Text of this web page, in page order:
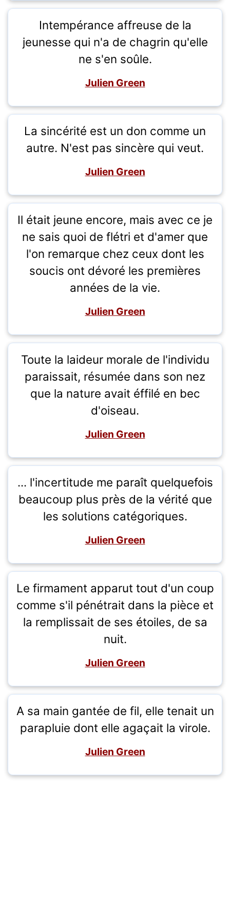
Intempérance affreuse de la
jeunesse qui n'a de chagrin qu'elle
ne s'en soûle.
Julien Green
La sincérité est un don comme un
autre. N'est pas sincère qui veut.
Julien Green
Il était jeune encore, mais avec ce je
ne sais quoi de flétri et d'amer que
l'on remarque chez ceux dont les
soucis ont dévoré les premières
années de la vie.
Julien Green
Toute la laideur morale de l'individu
paraissait, résumée dans son nez
que la nature avait éffilé en bec
d'oiseau.
Julien Green
... l'incertitude me paraît quelquefois
beaucoup plus près de la vérité que
les solutions catégoriques.
Julien Green
Le firmament apparut tout d'un coup
comme s'il pénétrait dans la pièce et
la remplissait de ses étoiles, de sa
nuit.
Julien Green
A sa main gantée de fil, elle tenait un
parapluie dont elle agaçait la virole.
Julien Green